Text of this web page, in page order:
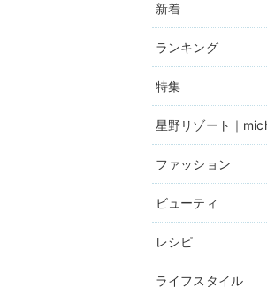
新着
ランキング
特集
星野リゾート｜
ファッション
ビューティ
レシピ
ライフスタイル